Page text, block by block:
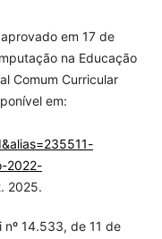
em 17 de
na Educação
Comum Curricular
em:
2022-
2025.
nº 14.533, de 11 de